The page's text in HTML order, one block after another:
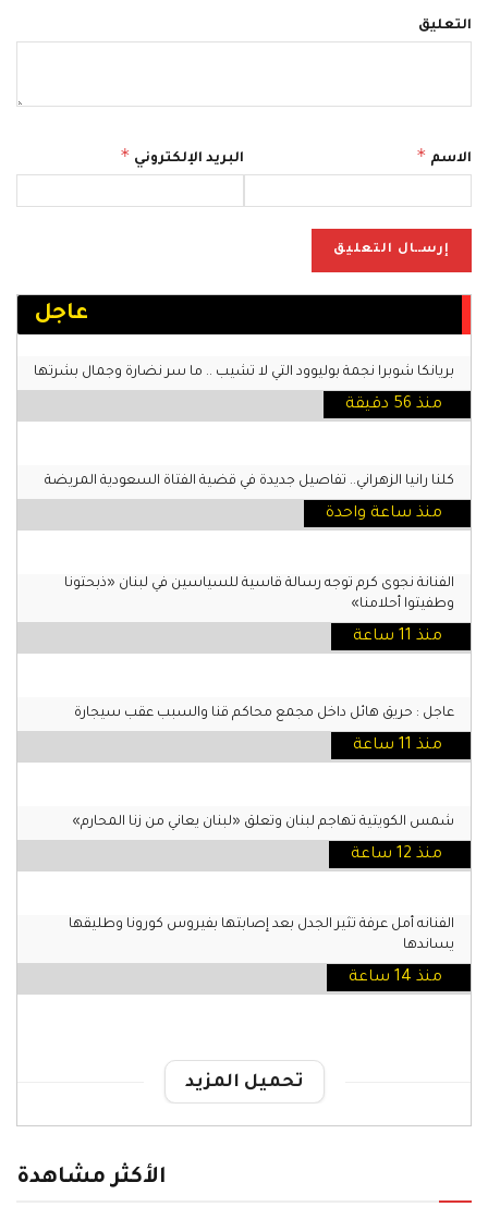
التعليق
الاسم * البريد الإلكتروني *
عاجل
بريانكا شوبرا نجمة بوليوود التي لا تشيب .. ما سر نضارة وجمال بشرتها
منذ 56 دقيقة
كلنا رانيا الزهراني.. تفاصيل جديدة في قضية الفتاة السعودية المريضة
منذ ساعة واحدة
الفنانة نجوى كرم توجه رسالة قاسية للسياسين في لبنان «ذبحتونا
وطفيتوا أحلامنا»
منذ 11 ساعة
عاجل : حريق هائل داخل مجمع محاكم قنا والسبب عقب سيجارة
منذ 11 ساعة
شمس الكويتية تهاجم لبنان وتعلق «لبنان يعاني من زنا المحارم»
منذ 12 ساعة
الفنانه أمل عرفة تثير الجدل بعد إصابتها بفيروس كورونا وطليقها
يساندها
منذ 14 ساعة
تحميل المزيد
الأكثر مشاهدة